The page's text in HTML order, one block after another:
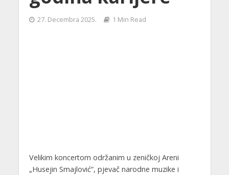
27. Decembra 2025. 1 Min Read
Velikim koncertom održanim u zeničkoj Areni
„Husejin Smajlović“, pjevač narodne muzike i